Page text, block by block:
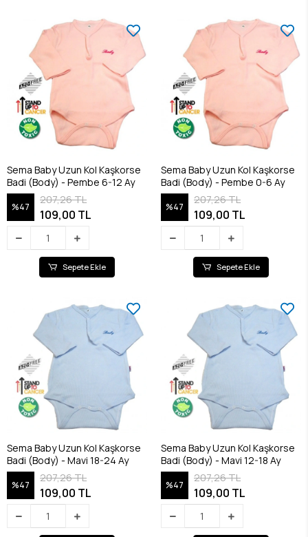
Sema Baby Uzun Kol Kaşkorse
Badi (Body) - Pembe 6-12 Ay
%47
207,26 TL
109,00 TL
Sepete Ekle
Sema Baby Uzun Kol Kaşkorse
Badi (Body) - Pembe 0-6 Ay
%47
207,26 TL
109,00 TL
Sepete Ekle
Sema Baby Uzun Kol Kaşkorse
Badi (Body) - Mavi 18-24 Ay
%47
207,26 TL
109,00 TL
Sema Baby Uzun Kol Kaşkorse
Badi (Body) - Mavi 12-18 Ay
%47
207,26 TL
109,00 TL